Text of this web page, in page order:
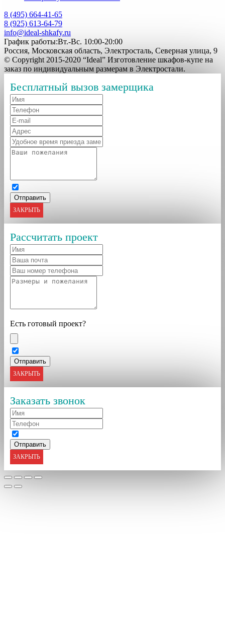
8 (495) 664-41-65
8 (925) 613-64-79
info@ideal-shkafy.ru
График работы:Вт.-Вс. 10:00-20:00
Россия, Московская область, Электросталь, Северная улица, 9
© Copyright 2015-2020 “Ideal” Изготовление шкафов-купе на
заказ по индивидуальным размерам в Электростали.
Бесплатный вызов замерщика
ЗАКРЫТЬ
Рассчитать проект
Есть готовый проект?
ЗАКРЫТЬ
Заказать звонок
ЗАКРЫТЬ